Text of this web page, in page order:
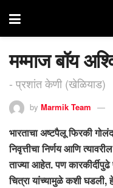
मम्माज बॉय
- प्रशांत केणी (खेळियाड)
by Marmik Team
भारताचा अष्टपैलू फिरकी
निवृत्तीचा निर्णय आणि
ताज्या आहेत. पण कारकीर्दीपुढे
चित्रा यांच्यामुळे कशी घडली,